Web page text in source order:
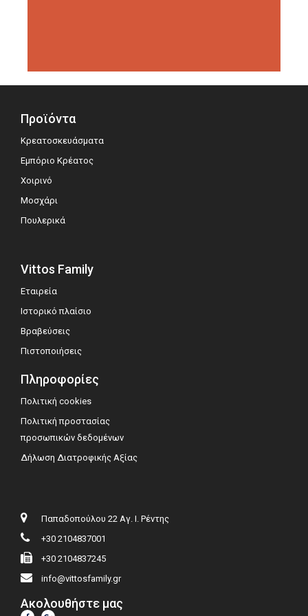
Προϊόντα
Κρεατοσκευάσματα
Εμπόριο Κρέατος
Χοιρινό
Μοσχάρι
Πουλερικά
Vittos Family
Εταιρεία
Ιστορικό πλαίσιο
Βραβεύσεις
Πιστοποιήσεις
Πληροφορίες
Πολιτική cookies
Πολιτική προστασίας
προσωπικών δεδομένων
Δήλωση Διατροφικής Αξίας
Παπαδοπούλου 22 Αγ. Ι. Ρέντης
+30 2104837001
+30 2104837245
info@vittosfamily.gr
Ακολουθήστε μας